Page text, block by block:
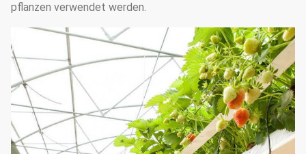
pflanzen verwendet werden.